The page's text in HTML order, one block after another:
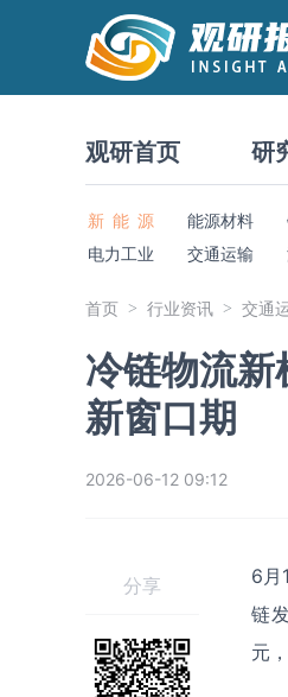
观研首页 研
新 能 源 能源材料
电力工业
交通运输
首页 行业资讯 交通
冷链物流
新窗口期
2026-06-12 09:12
分享
6月
链
元